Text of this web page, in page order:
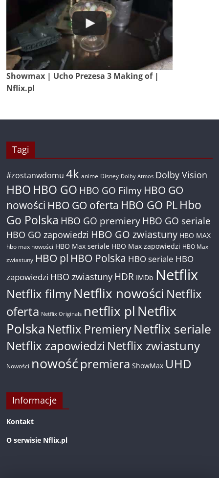
Showmax | Ucho Prezesa 3 Making of |
Nflix.pl
Tagi
#zostanwdomu 4k anime Disney Dolby Atmos Dolby Vision
HBO HBO GO HBO GO Filmy HBO GO
nowości HBO GO oferta HBO GO PL Hbo
Go Polska HBO GO premiery HBO GO seriale
HBO GO zapowiedzi HBO GO zwiastuny HBO MAX
hbo max nowości HBO Max seriale HBO Max zapowiedzi HBO Max
zwiastuny HBO pl HBO Polska HBO seriale HBO
zapowiedzi HBO zwiastuny HDR IMDb Netflix
Netflix filmyNetflix nowości Netflix
oferta Netflix Originals netflix pl Netflix
Polska Netflix PremieryNetflix seriale
Netflix zapowiedzi Netflix zwiastuny
Nowości nowość premiera ShowMax UHD
Informacje
Kontakt
O serwisie Nflix.pl